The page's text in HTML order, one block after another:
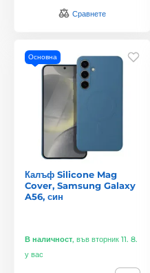
Сравнете
Основна
Калъф Silicone Mag
Cover, Samsung Galaxy
A56, син
В наличност, във вторник 11. 8.
у вас